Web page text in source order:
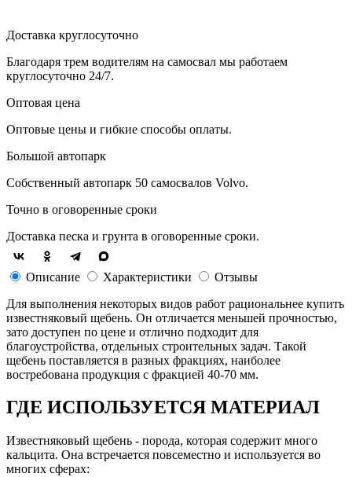
Доставка круглосуточно
Благодаря трем водителям на самосвал мы работаем
круглосуточно 24/7.
Оптовая цена
Оптовые цены и гибкие способы оплаты.
Большой автопарк
Собственный автопарк 50 самосвалов Volvo.
Точно в оговоренные сроки
Доставка песка и грунта в оговоренные сроки.
Описание Характеристики
Отзывы
Для выполнения некоторых видов работ рациональнее купить
известняковый щебень. Он отличается меньшей прочностью,
зато доступен по цене и отлично подходит для
благоустройства, отдельных строительных задач. Такой
щебень поставляется в разных фракциях, наиболее
востребована продукция с фракцией 40-70 мм.
ГДЕ ИСПОЛЬЗУЕТСЯ МАТЕРИАЛ
Известняковый щебень - порода, которая содержит много
кальцита. Она встречается повсеместно и используется во
многих сферах: